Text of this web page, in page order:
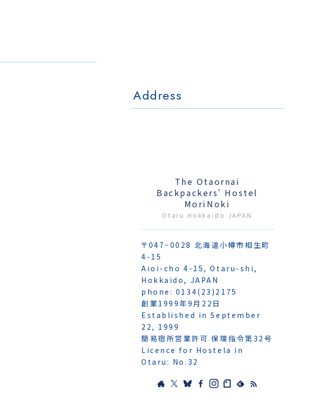
Address
The Otaornai
Backpackers' Hostel
MoriNoki
Otaru Hokkaido JAPAN
〒047−0028 北海道小樽市相生町
4-15
Aioi-cho 4-15, Otaru-shi,
Hokkaido, JAPAN
phone: 0134(23)2175
創業1999年9月22日
Established in September
22, 1999
簡易宿所営業許可 保環指令第32号
Licence for Hostela in
Otaru: No.32